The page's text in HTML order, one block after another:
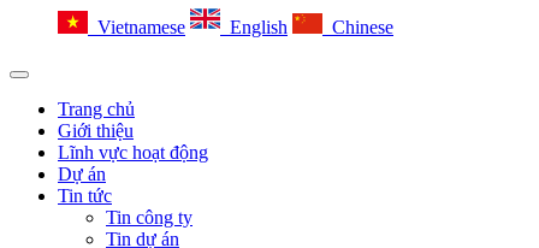
Vietnamese English Chinese
Trang chủ
Giới thiệu
Lĩnh vực hoạt động
Dự án
Tin tức
Tin công ty
Tin dự án